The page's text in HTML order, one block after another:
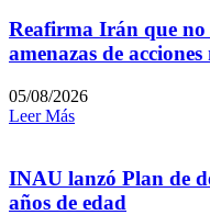
Reafirma Irán que no
amenazas de
05/08/2026
Leer Más
INAU lanzó Plan de
años de edad